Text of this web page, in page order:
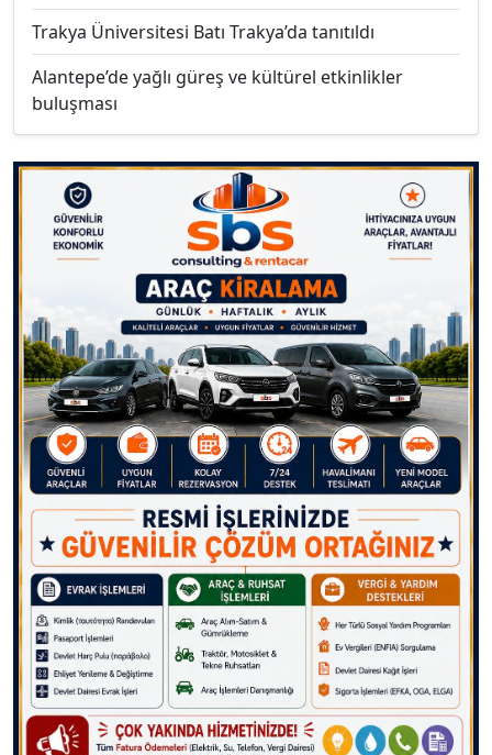
Trakya Üniversitesi Batı Trakya’da tanıtıldı
Alantepe’de yağlı güreş ve kültürel etkinlikler
buluşması